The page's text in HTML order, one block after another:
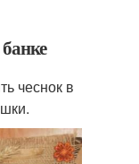
чеснок в